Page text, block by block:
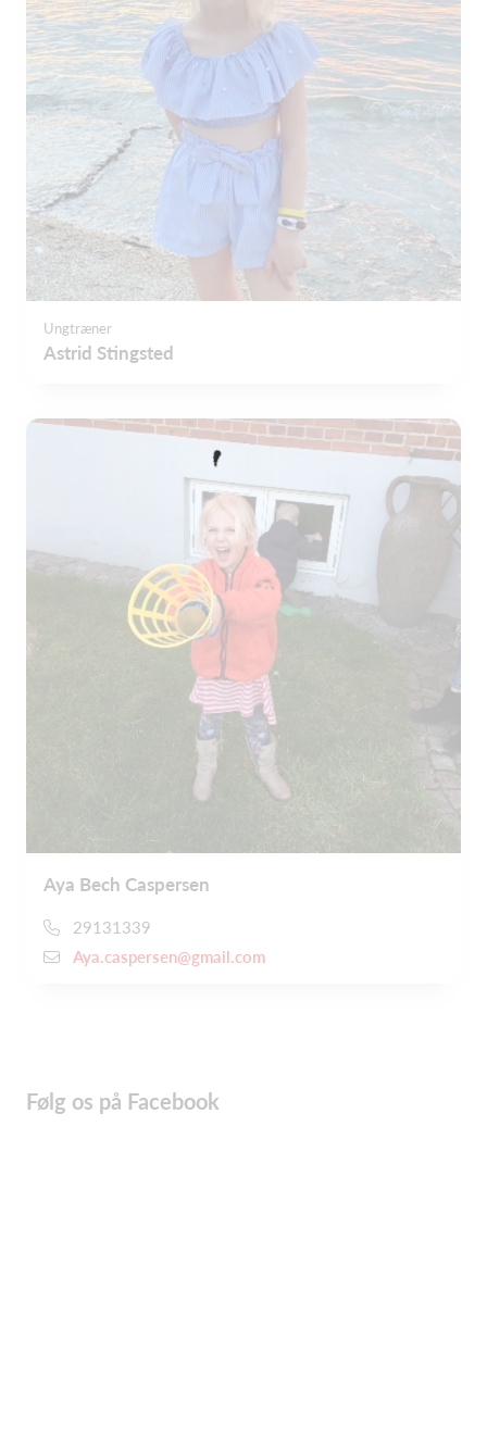
Ungtræner
Astrid Stingsted
Aya Bech Caspersen
29131339
Aya.caspersen@gmail.com
Følg os på Facebook